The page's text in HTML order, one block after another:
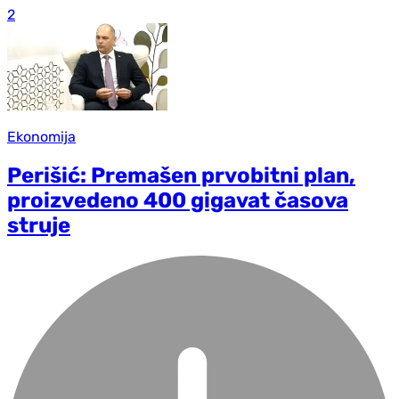
2
Ekonomija
Perišić: Premašen prvobitni plan,
proizvedeno 400 gigavat časova
struje